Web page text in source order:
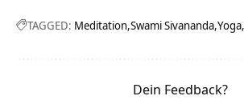
TAGGED: Meditation Swami Sivananda Yoga
Dein Feedback?